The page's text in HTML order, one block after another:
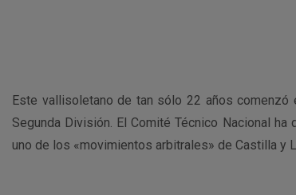
Este vallisoletano de tan sólo 22 años
Segunda División. El Comité Técnico Nacional
uno de los «movimientos arbitrales» de Castilla y